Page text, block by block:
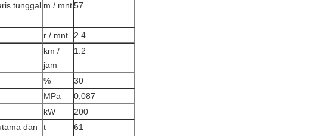
tunggal m / mnt57
r / mnt
2.4
km /
jam
1.2
%
30
MPa
0,087
kW
200
dan
t 61